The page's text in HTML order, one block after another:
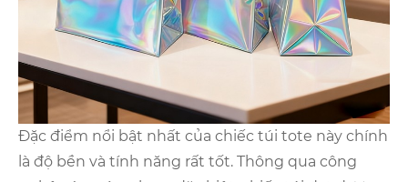
Đặc điểm nổi bật nhất của chiếc túi tote này chính
là độ bền và tính năng rất tốt. Thông qua công